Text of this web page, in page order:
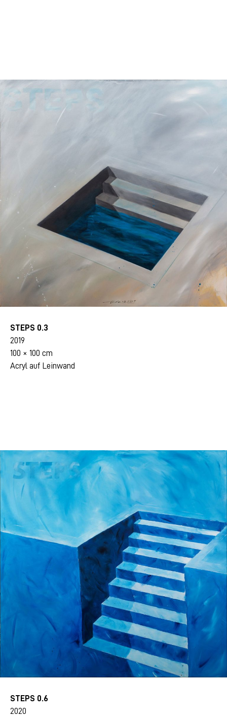
STEPS 0.3
2019
100 × 100 cm
Acryl auf Leinwand
STEPS 0.6
2020